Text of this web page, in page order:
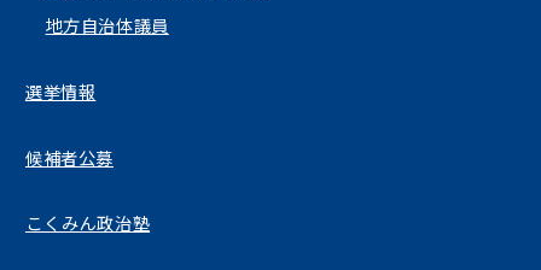
地方自治体議員
選挙情報
候補者公募
こくみん政治塾